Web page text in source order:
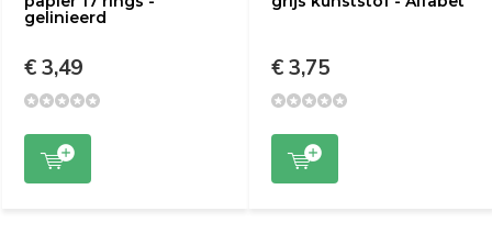
gelinieerd
€ 3,49 € 3,75